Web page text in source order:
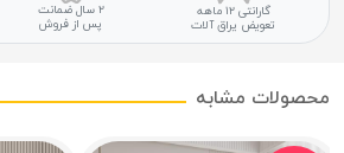
گارانتی ۱۲ ماهه
تعویض یراق آلات
۲ سال ضمانت
پس از فروش
محصولات مشابه